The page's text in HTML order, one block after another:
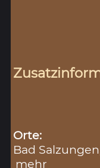
Orte:
Bad
mehr